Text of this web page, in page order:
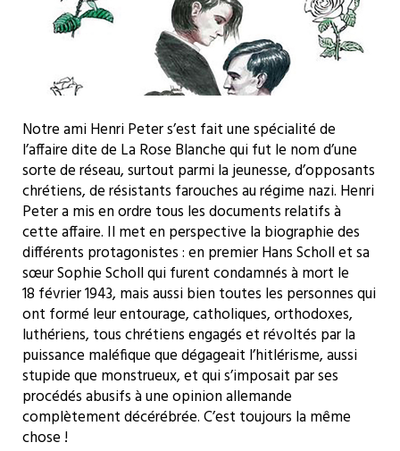
Notre ami Henri Peter s’est fait une spécialité de
l’affaire dite de La Rose Blanche qui fut le nom d’une
sorte de réseau, surtout parmi la jeunesse, d’opposants
chrétiens, de résistants farouches au régime nazi. Henri
Peter a mis en ordre tous les documents relatifs à
cette affaire. Il met en perspective la biographie des
différents protagonistes : en premier Hans Scholl et sa
sœur Sophie Scholl qui furent condamnés à mort le
18 février 1943, mais aussi bien toutes les personnes qui
ont formé leur entourage, catholiques, orthodoxes,
luthériens, tous chrétiens engagés et révoltés par la
puissance maléfique que dégageait l’hitlérisme, aussi
stupide que monstrueux, et qui s’imposait par ses
procédés abusifs à une opinion allemande
complètement décérébrée. C’est toujours la même
chose !